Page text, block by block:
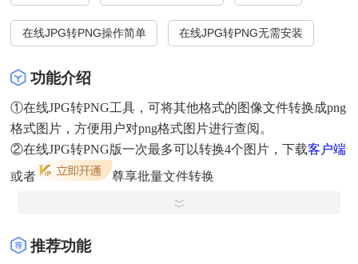
在线JPG转PNG操作简单 在线JPG转PNG无需安装
功能介绍
①在线JPG转PNG工具，可将其他格式的图像文件转换成png
格式图片，方便用户对png格式图片进行查阅。
②在线JPG转PNG版一次最多可以转换4个图片，下载客户端
或者
尊享批量文件转换
③在线JPG转PNG工具，图片文件
④文件安全：我们尊重隐私权，文件24小时后将自动删除，
推荐功能